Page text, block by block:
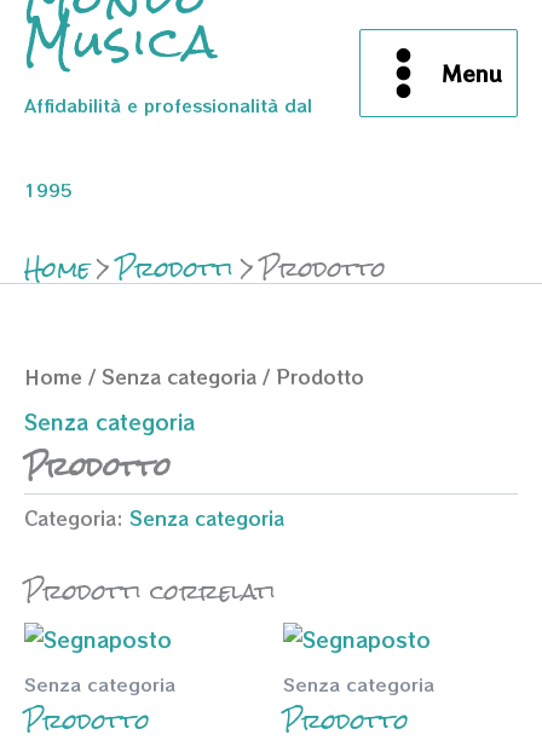
Musica
Affidabilità e professionalità dal
1995
Menu
Home Prodotti Prodotto
Home / Senza categoria / Prodotto
Senza categoria
Prodotto
Categoria: Senza categoria
Prodotti correlati
Senza categoria
Prodotto
Senza categoria
Prodotto